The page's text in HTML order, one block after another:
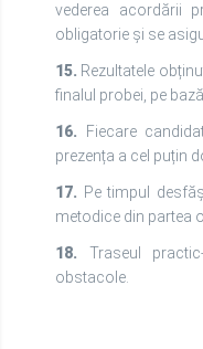
vederea acordării
obligatorie și se
15. Rezultatele
finalul probei, pe
16. Fiecare
prezența a cel puțin
17. Pe timpul
metodice din partea
18. Traseul
obstacole.